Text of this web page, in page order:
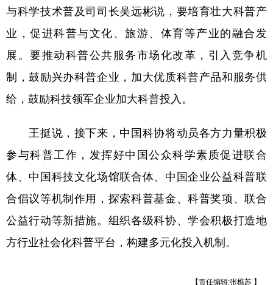
与科学技术普及司司长吴远彬说，要培育壮大科普产
业，促进科普与文化、旅游、体育等产业的融合发
展。要推动科普公共服务市场化改革，引入竞争机
制，鼓励兴办科普企业，加大优质科普产品和服务供
给，鼓励科技领军企业加大科普投入。
王挺说，接下来，中国科协将动员各方力量积极
参与科普工作，发挥好中国公众科学素质促进联合
体、中国科技文化场馆联合体、中国企业公益科普联
合倡议等机制作用，探索科普基金、科普奖项、联合
公益行动等新措施。组织各级科协、学会积极打造地
方行业社会化科普平台，构建多元化投入机制。
【责任编辑:张樵苏 】